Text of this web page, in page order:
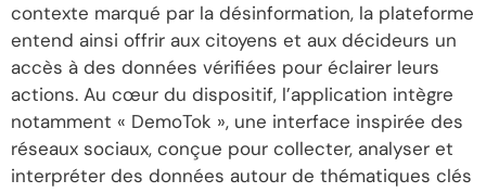
contexte marqué par la désinformation, la plateforme
entend ainsi offrir aux citoyens et aux décideurs un
accès à des données vérifiées pour éclairer leurs
actions. Au cœur du dispositif, l’application intègre
notamment « DemoTok », une interface inspirée des
réseaux sociaux, conçue pour collecter, analyser et
interpréter des données autour de thématiques clés